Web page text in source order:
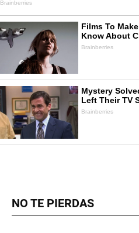
NO TE PIERDAS